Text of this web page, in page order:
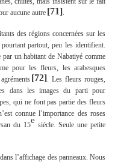
aucune autre [71].
des régions concernées sur les
partout, peu les identifient.
un habitant de Nabatiyé comme
pour les fleurs, les arabesques
[72]. Les fleurs rouges,
dans les images du parti pour
qui ne font pas partie des fleurs
connue l’importance des roses
du 15
e
siècle. Seule une petite
l’affichage des panneaux. Nous